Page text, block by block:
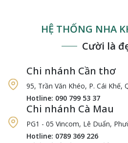
HỆ THỐNG NHA
Cười là
Chi nhánh Cần thơ
95, Trần Văn Khéo, P. Cái Khế,
Hotline: 090 799 53 37
Chi nhánh Cà Mau
PG1 - 05 Vincom, Lê Duẩn,
Hotline: 0789 369 226